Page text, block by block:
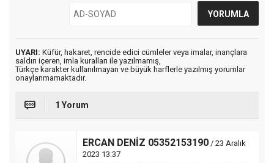
UYARI: Küfür, hakaret, rencide edici cümleler veya imalar, inançlara
saldırı içeren, imla kuralları ile yazılmamış,
Türkçe karakter kullanılmayan ve büyük harflerle yazılmış yorumlar
onaylanmamaktadır.
1 Yorum
ERCAN DENİZ 05352153190 / 23 Aralık
2023 13:37